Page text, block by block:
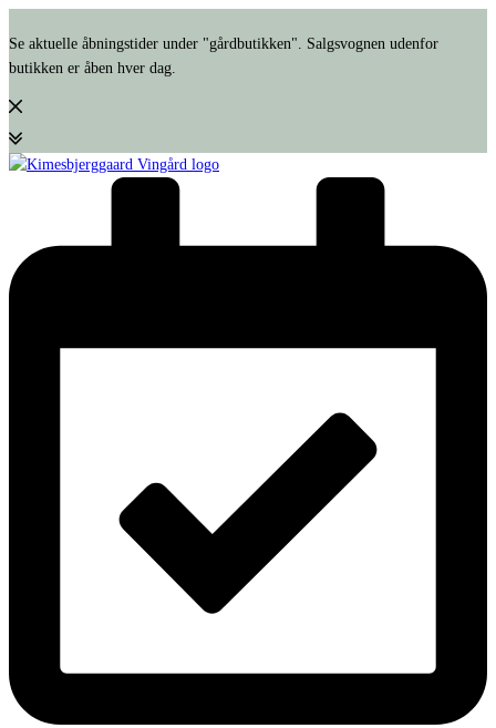
Se aktuelle åbningstider under "gårdbutikken". Salgsvognen udenfor
butikken er åben hver dag.